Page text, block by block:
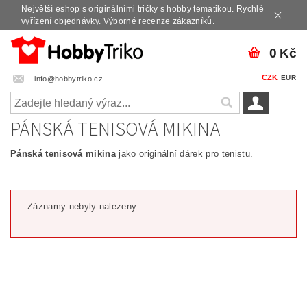
Největší eshop s originálními tričky s hobby tematikou. Rychlé
vyřízení objednávky. Výborné recenze zákazníků.
info@hobbytriko.cz CZK EUR
0 Kč
PÁNSKÁ TENISOVÁ MIKINA
Pánská tenisová mikinajako originální dárek pro tenistu.
Záznamy nebyly nalezeny...